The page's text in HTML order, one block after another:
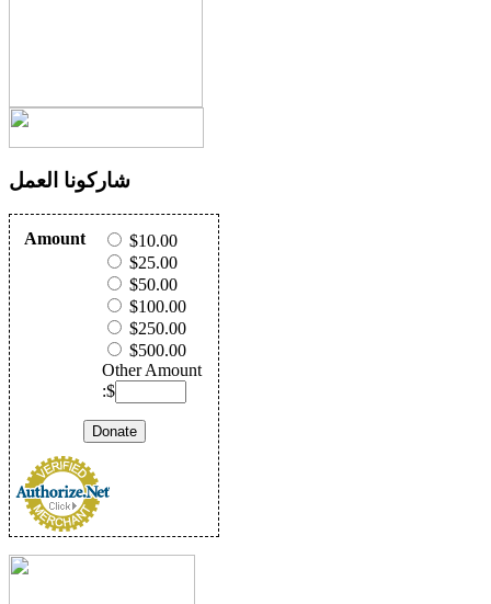
شاركونا العمل
Amount
$10.00
$25.00
$50.00
$100.00
$250.00
$500.00
Other Amount
:$